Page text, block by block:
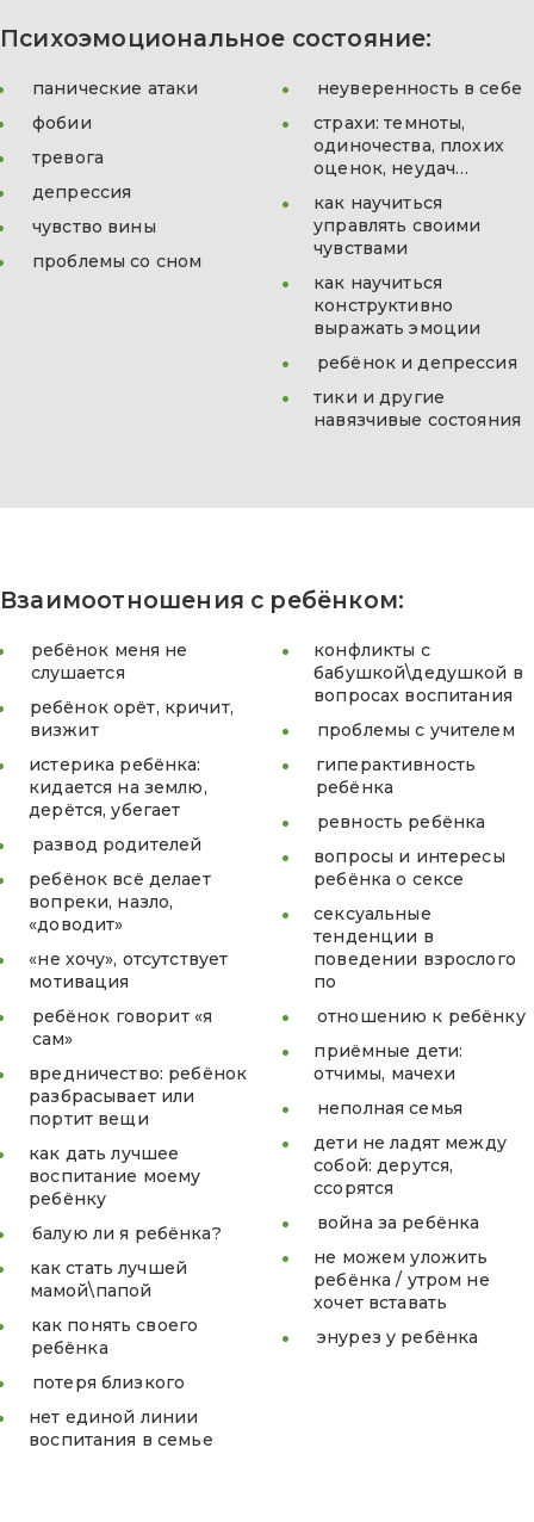
Психоэмоциональное состояние:
панические атаки
фобии
тревога
депрессия
чувство вины
проблемы со сном
неуверенность в себе
страхи: темноты,
одиночества, плохих
оценок, неудач…
как научиться
управлять своими
чувствами
как научиться
конструктивно
выражать эмоции
ребёнок и депрессия
тики и другие
навязчивые состояния
Взаимоотношения с ребёнком:
ребёнок меня не
слушается
ребёнок орёт, кричит,
визжит
истерика ребёнка:
кидается на землю,
дерётся, убегает
развод родителей
ребёнок всё делает
вопреки, назло,
«доводит»
«не хочу», отсутствует
мотивация
ребёнок говорит «я
сам»
вредничество: ребёнок
разбрасывает или
портит вещи
как дать лучшее
воспитание моему
ребёнку
балую ли я ребёнка?
как стать лучшей
мамой\папой
как понять своего
ребёнка
потеря близкого
нет единой линии
воспитания в семье
конфликты с
бабушкой\дедушкой в
вопросах воспитания
проблемы с учителем
гиперактивность
ребёнка
ревность ребёнка
вопросы и интересы
ребёнка о сексе
сексуальные
тенденции в
поведении взрослого
по
отношению к ребёнку
приёмные дети:
отчимы, мачехи
неполная семья
дети не ладят между
собой: дерутся,
ссорятся
война за ребёнка
не можем уложить
ребёнка / утром не
хочет вставать
энурез у ребёнка